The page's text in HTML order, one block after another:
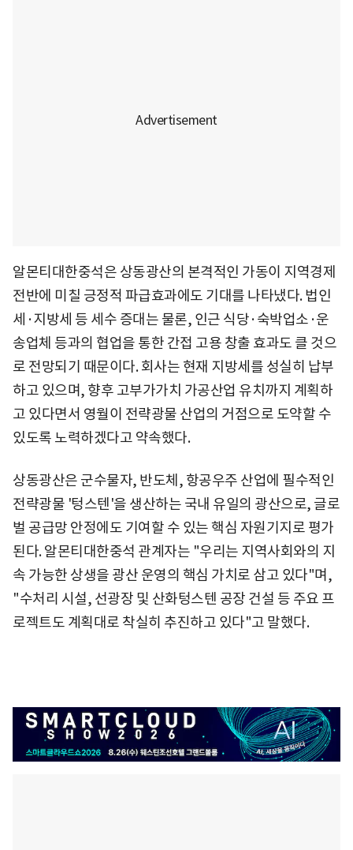
알몬티대한중석은 상동광산의 본격적인 가동이 지역경제
전반에 미칠 긍정적 파급효과에도 기대를 나타냈다. 법인
세·지방세 등 세수 증대는 물론, 인근 식당·숙박업소·운
송업체 등과의 협업을 통한 간접 고용 창출 효과도 클 것으
로 전망되기 때문이다. 회사는 현재 지방세를 성실히 납부
하고 있으며, 향후 고부가가치 가공산업 유치까지 계획하
고 있다면서 영월이 전략광물 산업의 거점으로 도약할 수
있도록 노력하겠다고 약속했다.
상동광산은 군수물자, 반도체, 항공우주 산업에 필수적인
전략광물 '텅스텐'을 생산하는 국내 유일의 광산으로, 글로
벌 공급망 안정에도 기여할 수 있는 핵심 자원기지로 평가
된다. 알몬티대한중석 관계자는 "우리는 지역사회와의 지
속 가능한 상생을 광산 운영의 핵심 가치로 삼고 있다"며,
"수처리 시설, 선광장 및 산화텅스텐 공장 건설 등 주요 프
로젝트도 계획대로 착실히 추진하고 있다"고 말했다.